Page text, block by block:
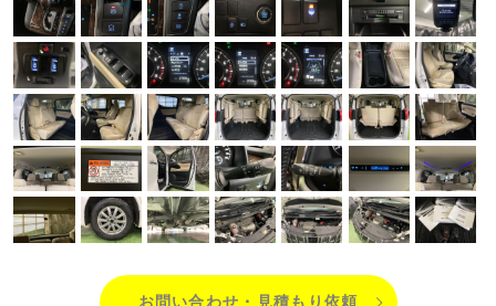
お問い合わせ・見積もり依頼